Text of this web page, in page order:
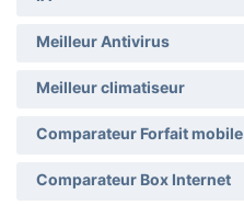
Meilleur Antivirus
Meilleur climatiseur
Comparateur Forfait mobile
Comparateur Box Internet